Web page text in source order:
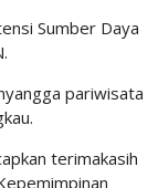
Sumber Daya
pariwisata
terimakasih